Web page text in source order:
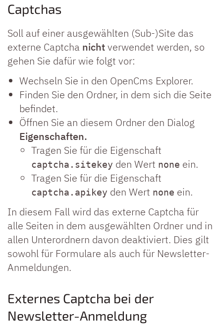
Captchas
Soll auf einer ausgewählten (Sub-)Site das
externe Captcha nichtverwendet werden, so
gehen Sie dafür wie folgt vor:
Wechseln Sie in den OpenCms Explorer.
Finden Sie den Ordner, in dem sich die Seite
befindet.
Öffnen Sie an diesem Ordner den Dialog
Eigenschaften.
Tragen Sie für die Eigenschaft
captcha.sitekey den Wert none ein.
Tragen Sie für die Eigenschaft
captcha.apikey den Wert none ein.
In diesem Fall wird das externe Captcha für
alle Seiten in dem ausgewählten Ordner und in
allen Unterordnern davon deaktiviert. Dies gilt
sowohl für Formulare als auch für Newsletter-
Anmeldungen.
Externes Captcha bei der
Newsletter-Anmeldung